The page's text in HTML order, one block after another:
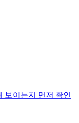
보이는지 먼저 확인